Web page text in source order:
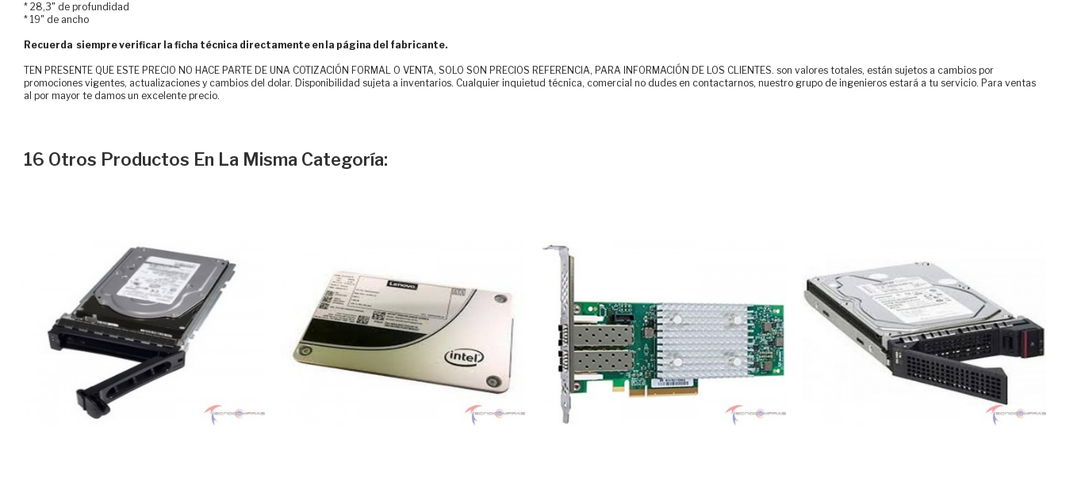
* 28,3" de profundidad
* 19" de ancho
Recuerda siempre verificar la ficha técnica directamente en la página del fabricante.
TEN PRESENTE QUE ESTE PRECIO NO HACE PARTE DE UNA COTIZACIÓN FORMAL O VENTA, SOLO SON PRECIOS REFERENCIA, PARA INFORMACIÓN DE LOS CLIENTES. son valores totales, están sujetos a cambios por
promociones vigentes, actualizaciones y cambios del dolar. Disponibilidad sujeta a inventarios. Cualquier inquietud técnica, comercial no dudes en contactarnos, nuestro grupo de ingenieros estará a tu servicio. Para ventas
al por mayor te damos un excelente precio.
16 Otros Productos En La Misma Categoría: